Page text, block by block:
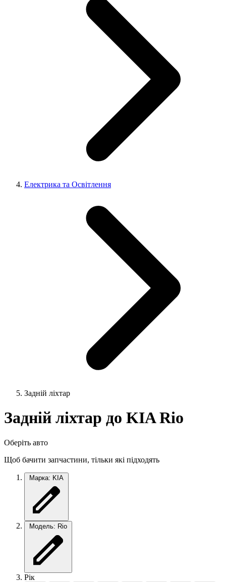
Електрика та Освітлення
Задній ліхтар
Задній ліхтар до KIA Rio
Оберіть авто
Щоб бачити запчастини, тільки які підходять
Марка: KIA
Модель: Rio
Рік